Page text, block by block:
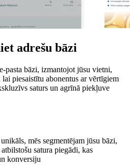
adrešu bāzi
pasta bāzi, izmantojot jūsu vietni,
piesaistītu abonentus ar vērtīgiem
saturs un agrīnā piekļuve
mēs segmentējam jūsu bāzi,
satura piegādi, kas
konversiju